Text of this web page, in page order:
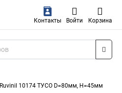
Контакты Войти Корзина
Ruvinil 10174 ТУСО D=80мм, H=45мм